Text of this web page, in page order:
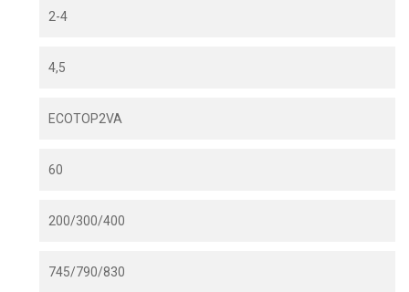
2-4
4,5
ECOTOP2VA
60
200/300/400
745/790/830